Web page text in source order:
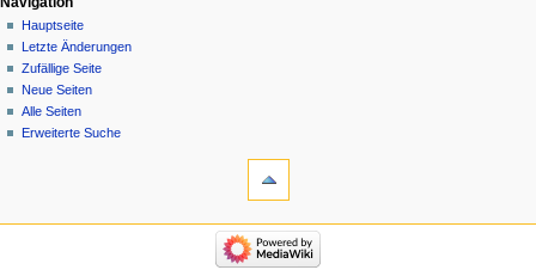
Hauptseite
Letzte Änderungen
Zufällige Seite
Neue Seiten
Alle Seiten
Erweiterte Suche